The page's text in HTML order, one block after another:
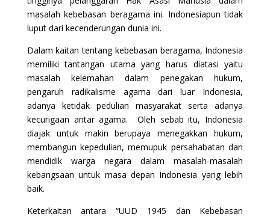
masalah kebebasan beragama ini. Indonesiapun tidak
luput dari kecenderungan dunia ini.
Dalam kaitan tentang kebebasan beragama, Indonesia
memiliki tantangan utama yang harus diatasi yaitu
masalah kelemahan dalam penegakan hukum,
pengaruh radikalisme agama dari luar Indonesia,
adanya ketidak pedulian masyarakat serta adanya
kecurigaan antar agama. Oleh sebab itu, Indonesia
diajak untuk makin berupaya menegakkan hukum,
membangun kepedulian, memupuk persahabatan dan
mendidik warga negara dalam masalah-masalah
kebangsaan untuk masa depan Indonesia yang lebih
baik.
Keterkaitan antara “UUD 1945 dan Kebebasan